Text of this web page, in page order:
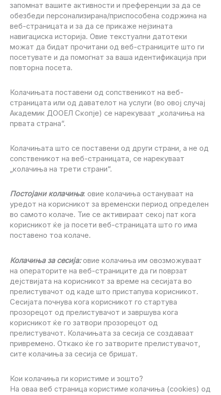
запомнат вашите активности и преференции за да се
обезбеди персонализирана/приспособена содржина на
веб-страницата и за да се прикаже нејзината
навигациска историја. Овие текстуални датотеки
можат да бидат прочитани од веб-страниците што ги
посетувате и да помогнат за ваша идентификација при
повторна посета.
Колачињата поставени од сопственикот на веб-
страницата или од давателот на услуги (во овој случај
Академик ДООЕЛ Скопје) се нарекуваат „колачиња на
првата страна“.
Колачињата што се поставени од други страни, а не од
сопственикот на веб-страницата, се нарекуваат
„колачиња на трети страни“.
Постојани колачиња: овие колачиња остануваат на
уредот на корисникот за временски период определен
во самото колаче. Тие се активираат секој пат кога
корисникот ќе ја посети веб-страницата што го има
поставено тоа колаче.
Колачиња за сесија:овие колачиња им овозможуваат
на операторите на веб-страниците да ги поврзат
дејствијата на корисникот за време на сесијата во
прелистувачот од каде што пристапува корисникот.
Сесијата почнува кога корисникот го стартува
прозорецот од прелистувачот и завршува кога
корисникот ќе го затвори прозорецот од
прелистувачот. Колачињата за сесија се создаваат
привремено. Откако ќе го затворите прелистувачот,
сите колачиња за сесија се бришат.
Кои колачиња ги користиме и зошто?
На оваа веб страница користиме колачиња (cookies) од